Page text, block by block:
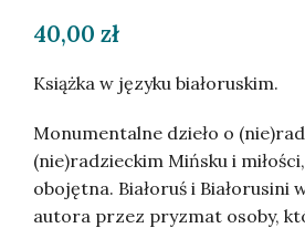
40,00 zł
Książka w języku białoruskim.
Monumentalne dzieło o
(nie)radzieckim Mińsku i
obojętna. Białoruś i Białorusini
autora przez pryzmat osoby,